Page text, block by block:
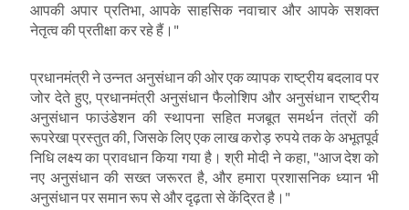
आपकी अपार प्रतिभा,आपके साहसिक नवाचार और आपके सशक्त
नेतृत्व की प्रतीक्षा कर रहे हैं।"
प्रधानमंत्री ने उन्नत अनुसंधान की ओर एक व्यापक राष्ट्रीय बदलाव पर
जोर देते हुए, प्रधानमंत्री अनुसंधान फैलोशिप और अनुसंधान राष्ट्रीय
अनुसंधान फाउंडेशन की स्थापना सहित मजबूत समर्थन तंत्रों की
रूपरेखा प्रस्तुत की जिसके लिए एक लाख करोड़ रुपये तक के अभूतपूर्व
निधि लक्ष्य का प्रावधान किया गया है। श्री मोदी ने कहा, "आज देश को
नए अनुसंधान की सख्त जरूरत है ,और हमारा प्रशासनिक ध्यान भी
अनुसंधान पर समान रूप से और दृढ़ता से केंद्रित है।"